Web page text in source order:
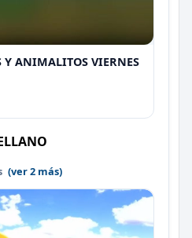
Y ANIMALITOS VIERNES
(ver 2 más)